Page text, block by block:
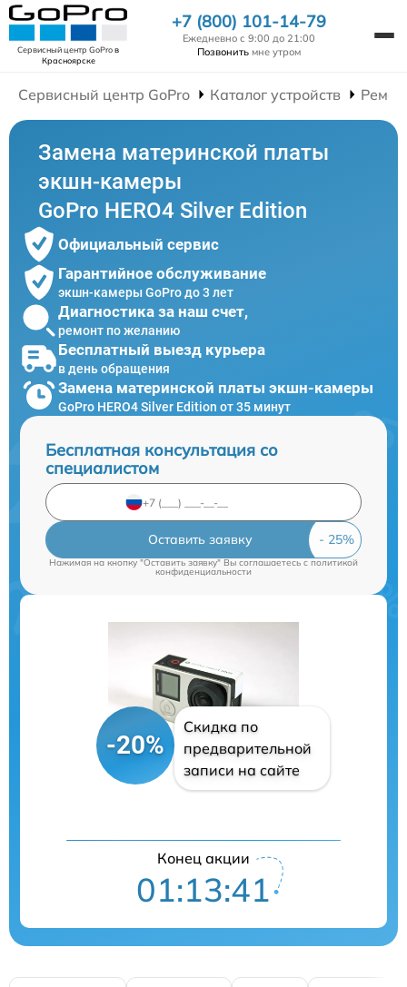
Сервисный центр GoProв
Красноярске
+7 (800) 101-14-79
Ежедневно с 9:00 до 21:00
Позвонить мне утром
Сервисный центр GoPro Каталог устройств
Замена материнской платы
экшн-камеры
GoPro HERO4 Silver Edition
Официальный сервис
Гарантийное обслуживание
экшн-камеры GoPro до 3 лет
Диагностика за наш счет,
ремонт по желанию
Бесплатный выезд курьера
в день обращения
Замена материнской платы экшн-камеры
GoPro HERO4 Silver Edition от 35 минут
Бесплатная консультация со
специалистом
Оставить заявку
Нажимая на кнопку "Оставить заявку" Вы соглашаетесь c политикой
конфиденциальности
-20%
Скидка по
предварительной
записи на сайте
Конец акции
01:13:40